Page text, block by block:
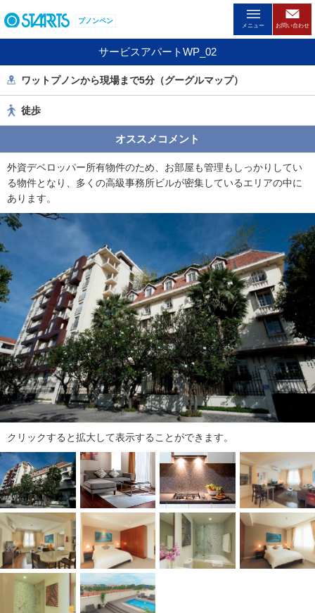
ー
ジ
移
す
め
の
ク
で
す
。
ヘ
ッ
報
に
移
動
し
ま
す
。
本
文
に
移
し
ま
プノンペン
メニュー お問い合わせ
サービスアパートWP_02
ワットプノンから現場まで5分（グーグルマップ）
徒歩
オススメコメント
外資デベロッパー所有物件のため、お部屋も管理もしっかりしてい
る物件となり、多くの高級事務所ビルが密集しているエリアの中に
あります。
クリックすると拡大して表示することができます。